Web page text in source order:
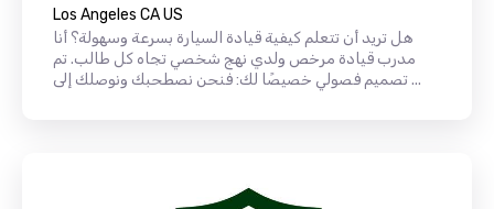
Los Angeles CA US
هل تريد أن تتعلم كيفية قيادة السيارة بسرعة وسهولة؟ أنا
مدرب قيادة مرخص ولدي نهج شخصي تجاه كل طالب. تم
تصميم فصولي خصيصًا لك: فنحن نصطحبك ونوصلك إلى ...